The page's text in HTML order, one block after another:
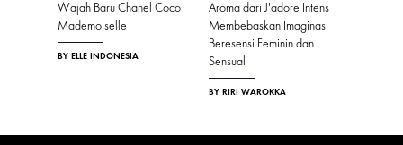
Wajah Baru Chanel Coco
Mademoiselle
BY ELLE INDONESIA
Aroma dari J'adore Intens
Membebaskan Imaginasi
Beresensi Feminin dan
Sensual
BY RIRI WAROKKA